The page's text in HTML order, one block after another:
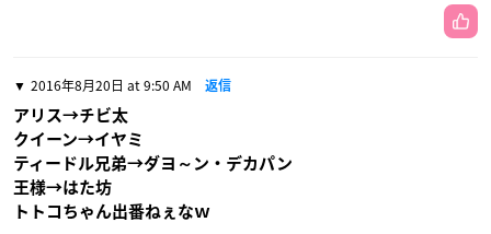
2016年8月20日 at 9:50 AM 返信
アリス→チビ太
クイーン→イヤミ
ティードル兄弟→ダヨ～ン・デカパン
王様→はた坊
トトコちゃん出番ねぇなｗ